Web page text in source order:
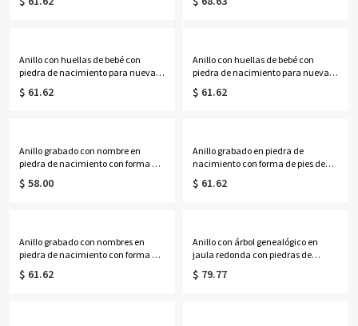
Anillo con huellas de bebé con
piedra de nacimiento para nueva
mamá en plata chapada en oro
$ 61.62
Anillo con huellas de bebé con
piedra de nacimiento para nueva
mamá en oro rosa
$ 61.62
Anillo grabado con nombre en
piedra de nacimiento con forma de
pies de bebé para mamá bañado en
platino
$ 58.00
Anillo grabado en piedra de
nacimiento con forma de pies de
bebé para mamá bañado en oro
$ 61.62
Anillo grabado con nombres en
piedra de nacimiento con forma de
pies de bebé para mamá en oro rosa
$ 61.62
Anillo con árbol genealógico en
jaula redonda con piedras de
nacimiento de corazón bañado en
platino
$ 79.77